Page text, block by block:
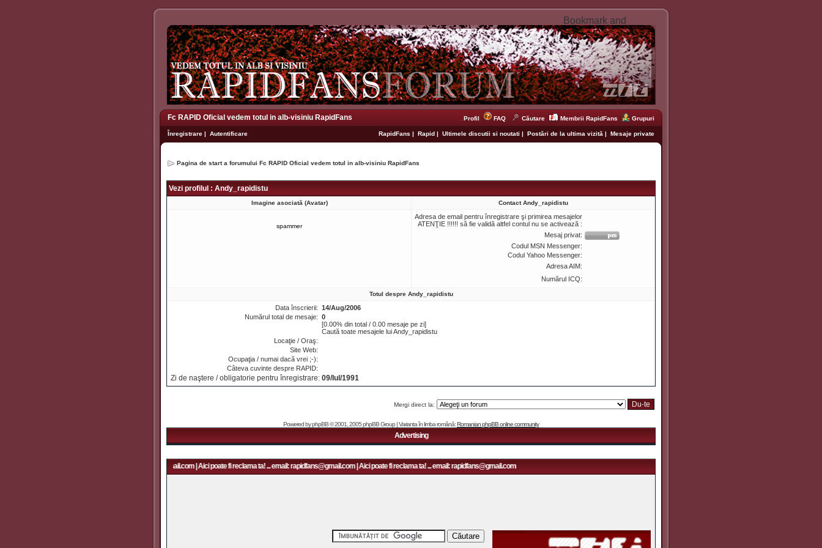
Fc RAPID Oficial vedem totul in alb-visiniu RapidFans Profil FAQ Căutare Membrii RapidFans Grupuri
Înregistrare | Autentificare RapidFans | Rapid | Ultimele discutii si noutati | Postări de la ultima vizită | Mesaje private
Pagina de start a forumului Fc RAPID Oficial vedem totul in alb-visiniu RapidFans
Vezi profilul : Andy_rapidistu
Imagine asociată (Avatar) Contact Andy_rapidistu
spammer
Adresa de email pentru înregistrare şi primirea mesajelor
ATENŢIE !!!!!! să fie validă altfel contul nu se activează :
Mesaj privat:
Codul MSN Messenger:
Codul Yahoo Messenger:
Adresa AIM:
Numărul ICQ:
Totul despre Andy_rapidistu
Data înscrierii: 14/Aug/2006
Numărul total de mesaje: 0
[0.00% din total / 0.00 mesaje pe zi]
Caută toate mesajele lui Andy_rapidistu
Locaţie / Oraş:
Site Web:
Ocupaţia / numai dacă vrei ;-):
Câteva cuvinte despre RAPID:
Zi de naştere / obligatorie pentru înregistrare: 09/Iul/1991
Mergi direct la:
Powered byphpBB© 2001, 2005 phpBB Group | Varianta în limba română:Romanian phpBB online community
Advertising
Aici poate fi reclama ta! ... email: rapidfans@gmail.com | Aici poate fi reclama ta! ... email: rapidfans@gmail.com | Aici poate fi reclama ta! ... email: rapidfans@gmail.com